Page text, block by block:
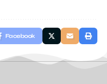
Facebook